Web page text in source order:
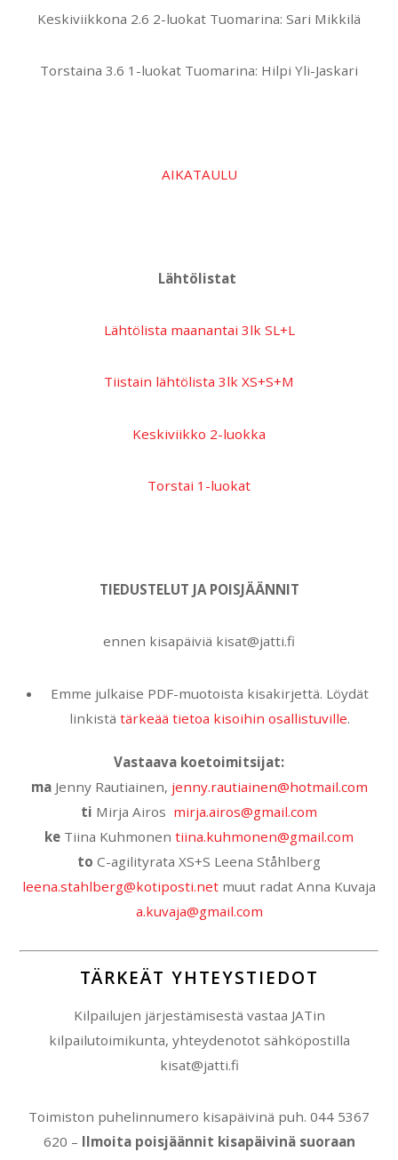
Keskiviikkona 2.6 2-luokat Tuomarina: Sari Mikkilä
Torstaina 3.6 1-luokat Tuomarina: Hilpi Yli-Jaskari
AIKATAULU
Lähtölistat
Lähtölista maanantai 3lk SL+L
Tiistain lähtölista 3lk XS+S+M
Keskiviikko 2-luokka
Torstai 1-luokat
TIEDUSTELUT JA POISJÄÄNNIT
ennen kisapäiviä kisat@jatti.fi
Emme julkaise PDF-muotoista kisakirjettä. Löydät
linkistätärkeää tietoa kisoihin osallistuville.
Vastaava koetoimitsijat:
maJenny Rautiainen, jenny.rautiainen@hotmail.com
ti Mirja Airos mirja.airos@gmail.com
ke Tiina Kuhmonen tiina.kuhmonen@gmail.com
to C-agilityrata XS+S Leena Ståhlberg
leena.stahlberg@kotiposti.net muut radat Anna Kuvaja
a.kuvaja@gmail.com
TÄRKEÄT YHTEYSTIEDOT
Kilpailujen järjestämisestä vastaa JATin
kilpailutoimikunta, yhteydenotot sähköpostilla
kisat@jatti.fi
Toimiston puhelinnumero kisapäivinä puh. 044 5367
620 – Ilmoita poisjäännit kisapäivinä suoraan